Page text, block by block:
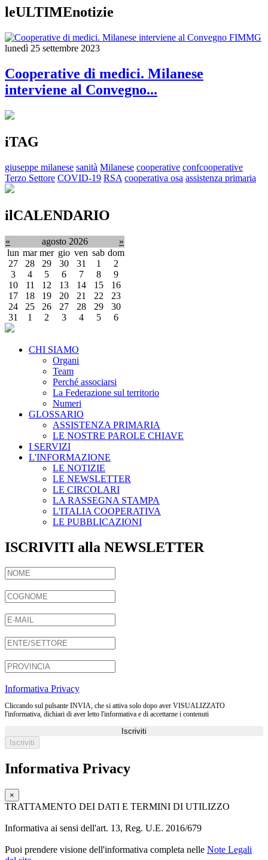
leULTIMEnotizie
lunedì 25 settembre 2023
Cooperative di medici. Milanese
interviene al Convegno...
iTAG
giuseppe milanese sanità Milanese cooperative confcooperative
Terzo Settore COVID-19 RSA cooperativa osa assistenza primaria
ilCALENDARIO
« agosto 2026
»
lun mar mer gio ven sab dom
27
28 29 30 31 1
2
3
4 5 6 7 8
9
10
11 12 13 14 15
16
17
18 19 20 21 22
23
24
25 26 27 28 29
30
31
1 2 3 4 5 6
CHI SIAMO
Organi
Team
Perché associarsi
La Federazione sul territorio
Numeri
GLOSSARIO
ASSISTENZA PRIMARIA
LE NOSTRE PAROLE CHIAVE
I SERVIZI
L'INFORMAZIONE
LE NOTIZIE
LE NEWSLETTER
LE CIRCOLARI
LA RASSEGNA STAMPA
L'ITALIA COOPERATIVA
LE PUBBLICAZIONI
ISCRIVITI alla NEWSLETTER
Informativa Privacy
Cliccando sul pulsante INVIA, che si attiva solo dopo aver VISUALIZZATO
l'informativa, dichiari di aver letto l'informativa e di accettarne i contenuti
Iscriviti
Informativa Privacy
×
TRATTAMENTO DEI DATI E TERMINI DI UTILIZZO
Informativa ai sensi dell'art. 13, Reg. U.E. 2016/679
Puoi prendere visione dell'informativa completa nelle Note Legali